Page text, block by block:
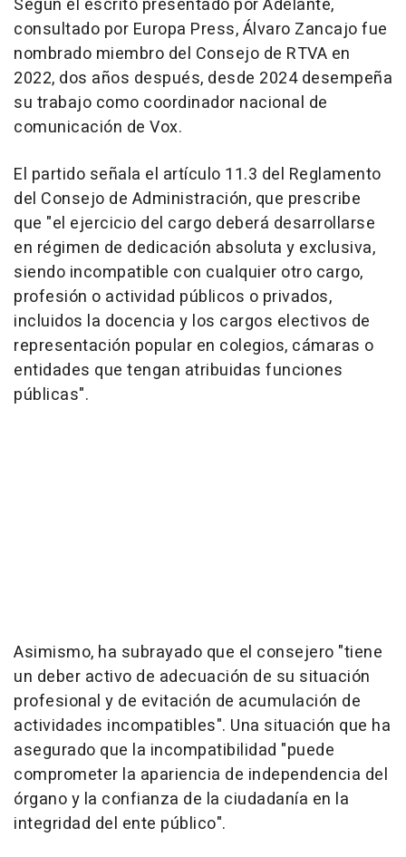
Según el escrito presentado por Adelante,
consultado por Europa Press, Álvaro Zancajo fue
nombrado miembro del Consejo de RTVA en
2022, dos años después, desde 2024 desempeña
su trabajo como coordinador nacional de
comunicación de Vox.
El partido señala el artículo 11.3 del Reglamento
del Consejo de Administración, que prescribe
que "el ejercicio del cargo deberá desarrollarse
en régimen de dedicación absoluta y exclusiva,
siendo incompatible con cualquier otro cargo,
profesión o actividad públicos o privados,
incluidos la docencia y los cargos electivos de
representación popular en colegios, cámaras o
entidades que tengan atribuidas funciones
públicas".
Asimismo, ha subrayado que el consejero "tiene
un deber activo de adecuación de su situación
profesional y de evitación de acumulación de
actividades incompatibles". Una situación que ha
asegurado que la incompatibilidad "puede
comprometer la apariencia de independencia del
órgano y la confianza de la ciudadanía en la
integridad del ente público".